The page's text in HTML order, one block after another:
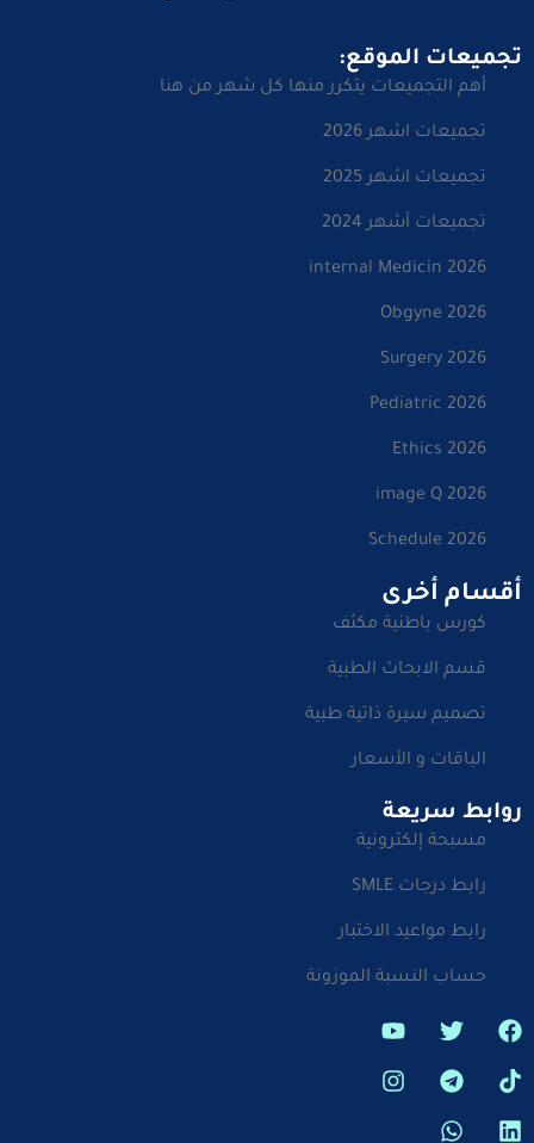
تجميعات الموقع:
أهم التجميعات يتكرر منها كل شهر من هنا
تجميعات اشهر 2026
تجميعات اشهر 2025
تجميعات أشهر 2024
internal Medicin 2026
Obgyne 2026
Surgery 2026
Pediatric 2026
Ethics 2026
image Q 2026
Schedule 2026
أقسام أخرى
كورس باطنية مكثف
قسم الابحاث الطبية
تصميم سيرة ذاتية طبية
الباقات و الأسعار
روابط سريعة
مسبحة إلكترونية
رابط درجات SMLE
رابط مواعيد الاختبار
حساب النسبة الموزونة